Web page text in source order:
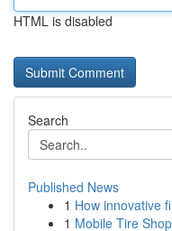
HTML is disabled
Search
Published News
1 How innovative
1 Mobile Tire